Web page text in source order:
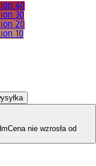
40
30
20
10
Cena nie wzrosła od